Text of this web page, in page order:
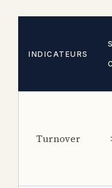
INDICATEURS
Turnover